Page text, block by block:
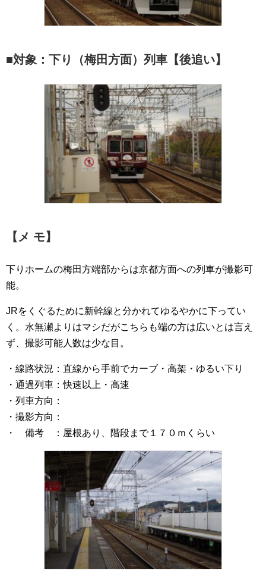
■対象：下り（梅田方面）列車【後追い】
【メ モ】
下りホームの梅田方端部からは京都方面への列車が撮影可
能。
JRをくぐるために新幹線と分かれてゆるやかに下ってい
く。水無瀬よりはマシだがこちらも端の方は広いとは言え
ず、撮影可能人数は少な目。
・線路状況：直線から手前でカーブ・高架・ゆるい下り
・通過列車：快速以上・高速
・列車方向：
・撮影方向：
・ 備考 ：屋根あり、階段まで１７０ｍくらい